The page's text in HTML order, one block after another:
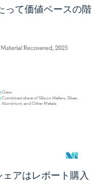
って価値ベースの階
の表示が必要です。
アはレポート購入